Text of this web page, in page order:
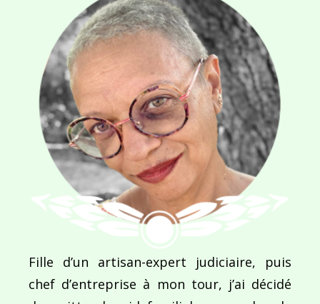
commentaires sont traitées.
Navigation
l’article
PUBLIÉ DANS
Mireille Palluet, la peintre du rouge
Fille d’un artisan-expert judiciaire, puis
chef d’entreprise à mon tour, j’ai décidé